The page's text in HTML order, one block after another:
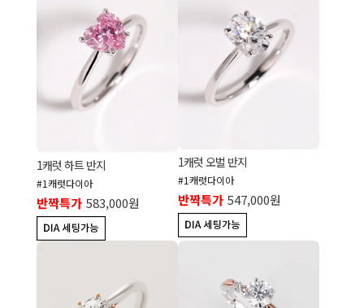
1캐럿 하트 반지
#1캐럿다이아
반짝특가 583,000원
1캐럿 오벌 반지
#1캐럿다이아
반짝특가 547,000원